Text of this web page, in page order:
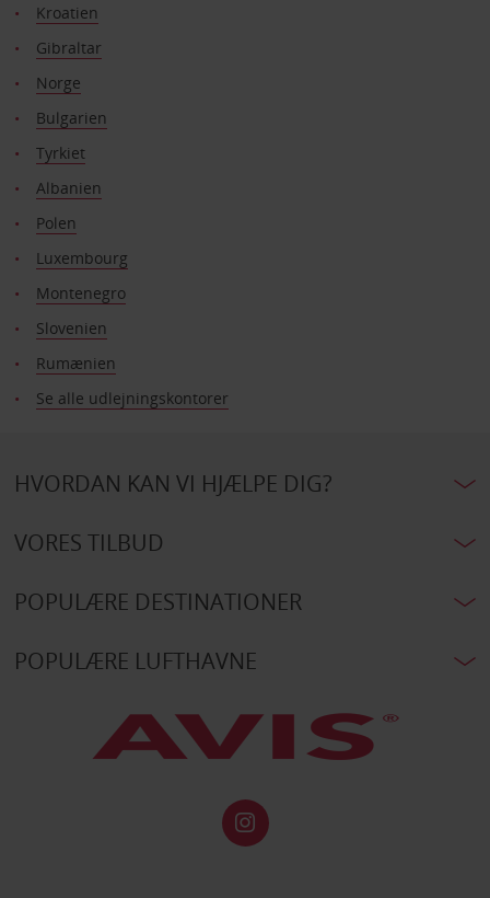
Kroatien
Gibraltar
Norge
Bulgarien
Tyrkiet
Albanien
Polen
Luxembourg
Montenegro
Slovenien
Rumænien
Se alle udlejningskontorer
HVORDAN KAN VI HJÆLPE DIG?
VORES TILBUD
POPULÆRE DESTINATIONER
POPULÆRE LUFTHAVNE